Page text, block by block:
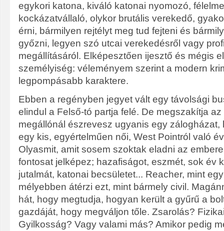
egykori katona, kiváló katonai nyomozó,
kockázatvállaló, olykor brutális verekedő,
érni, bármilyen rejtélyt meg tud fejteni és
győzni, legyen szó utcai verekedésről vagy
megállításáról. Elképesztően ijesztő és mégis
személyiség: véleményem szerint a modern
legpompásabb karaktere.
Ebben a regényben jegyet vált egy távolsági
elindul a Felső-tó partja felé. De megszakítja
megállónál észrevesz ugyanis egy zálogházat,
egy kis, egyértelműen női, West Pointról való
Olyasmit, amit sosem szoktak eladni az
fontosat jelképez; hazafiságot, eszmét, sok év
jutalmát, katonai becsületet... Reacher, mint
mélyebben átérzi ezt, mint bármely civil.
hát, hogy megtudja, hogyan került a gyűrű a
gazdáját, hogy megváljon tőle. Zsarolás?
Gyilkosság? Vagy valami más? Amikor pedig